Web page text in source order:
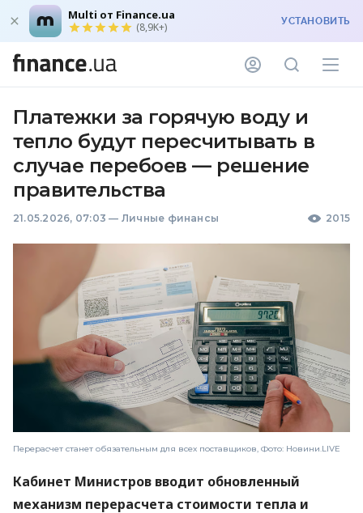
Multi от Finance.ua
(8,9K+) УСТАНОВИТЬ
Платежки за горячую воду и
тепло будут пересчитывать в
случае перебоев — решение
правительства
21.05.2026, 07:03 — Личные финансы 2015
Перерасчет станет обязательным для всех поставщиков, Фото: Новини.LIVE
Кабинет Министров вводит обновленный
механизм перерасчета стоимости тепла и